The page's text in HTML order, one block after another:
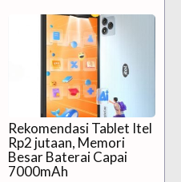
Rekomendasi Tablet Itel
Rp2 jutaan, Memori
Besar Baterai Capai
7000mAh